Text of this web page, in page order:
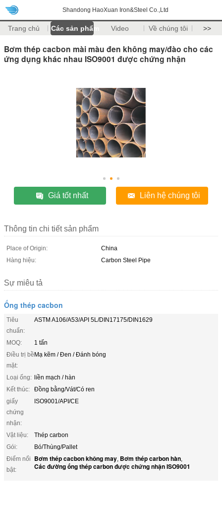
Shandong HaoXuan Iron&Steel Co.,Ltd
Trang chủ Các sản phẩm Video Về chúng tôi >>
Bơm thép cacbon mài màu đen không may/đào cho các
ứng dụng khác nhau ISO9001 được chứng nhận
Giá tốt nhất Liên hệ chúng tôi
Thông tin chi tiết sản phẩm
Place of Origin:
China
Hàng hiệu:
Carbon Steel Pipe
Sự miêu tả
Ống thép cacbon
Tiêu
chuẩn:
ASTM A106/A53/API 5L/DIN17175/DIN1629
MOQ:
1 tấn
Điều trị bề
mặt:
Mạ kẽm / Đen / Đánh bóng
Loại ống: liền mạch / hàn
Kết thúc:
Đồng bằng/Vát/Có ren
giấy
chứng
nhận:
ISO9001/API/CE
Vật liệu:
Thép carbon
Gói:
Bó/Thùng/Pallet
Điểm nổi
bật:
Bơm thép cacbon không may, Bơm thép carbon hàn,
Các đường ống thép carbon được chứng nhận ISO9001